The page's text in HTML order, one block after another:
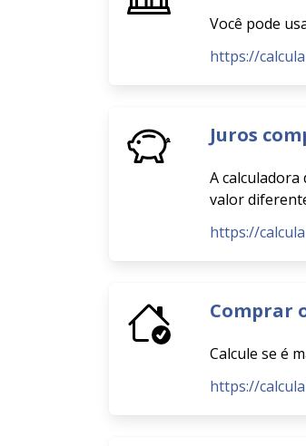
Você pode
https://
Juros
A
valor
https://
Comprar
Calcule se é
https://